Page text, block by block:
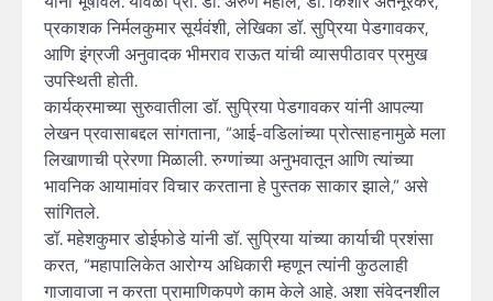
प्रकाशक निर्मलकुमार सूर्यवंशी, लेखिका डॉ. सुप्रिया पेडगावकर,
आणि इंग्रजी अनुवादक भीमराव राऊत यांची व्यासपीठावर प्रमुख
उपस्थिती होती.
कार्यक्रमाच्या सुरुवातीला डॉ. सुप्रिया पेडगावकर यांनी आपल्या
लेखन प्रवासाबद्दल सांगताना, “आई-वडिलांच्या प्रोत्साहनामुळे मला
लिखाणाची प्रेरणा मिळाली. रुग्णांच्या अनुभवातून आणि त्यांच्या
भावनिक आयामांवर विचार करताना हे पुस्तक साकार झाले,” असे
सांगितले.
डॉ. महेशकुमार डोईफोडे यांनी डॉ. सुप्रिया यांच्या कार्याची प्रशंसा
करत, “महापालिकेत आरोग्य अधिकारी म्हणून त्यांनी कुठलाही
गाजावाजा न करता प्रामाणिकपणे काम केले आहे. अशा संवेदनशील